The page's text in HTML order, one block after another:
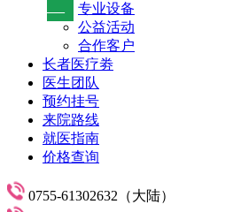
—
专业设备
公益活动
合作客户
长者医疗劵
医生团队
预约挂号
来院路线
就医指南
价格查询
0755-61302632（大陆）